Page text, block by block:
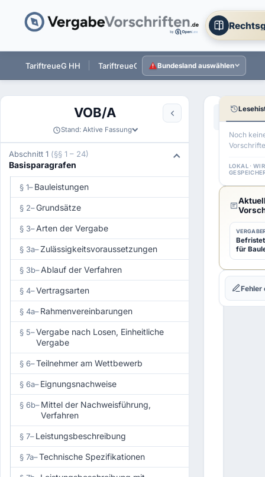
TariftreueG HH TariftreueG NI TariftreueG HE
Bundesland auswählen
VOB/A
Stand: Aktive Fassung
Abschnitt 1 (§§ 1 – 24)
Basisparagrafen
§ 1–Bauleistungen
§ 2–Grundsätze
§ 3–Arten der Vergabe
§ 3a–Zulässigkeitsvoraussetzungen
§ 3b–Ablauf der Verfahren
§ 4–Vertragsarten
§ 4a–Rahmenvereinbarungen
§ 5–Vergabe nach Losen, Einheitliche
Vergabe
§ 6–Teilnehmer am Wettbewerb
§ 6a–Eignungsnachweise
§ 6b–Mittel der Nachweisführung,
Verfahren
§ 7–Leistungsbeschreibung
§ 7a–Technische Spezifikationen
Aa
12
VOB/A
(1)
1.
Noch
LOKAL ·
für
Fehler